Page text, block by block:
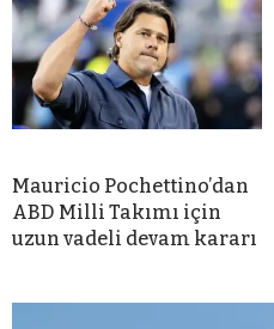
Mauricio Pochettino’dan
ABD Milli Takımı için
uzun vadeli devam kararı